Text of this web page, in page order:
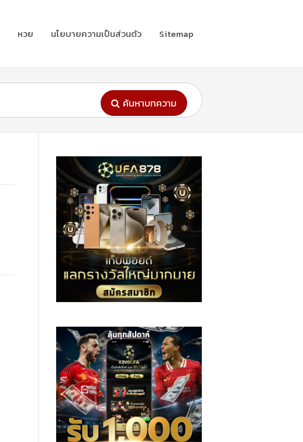
หวย นโยบายความเป็นส่วนตัว Sitemap
ค้นหาบทความ